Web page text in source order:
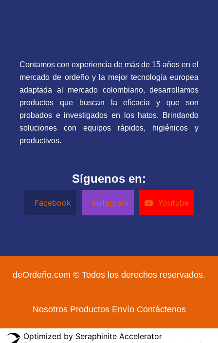
Contamos con experiencia de más de 15 años en el
mercado de ordeño y la mejor tecnología europea
adaptada al mercado colombiano, desarrollamos
productos que buscan la eficacia y que son
probados e investigados en los hatos. Brindando
soluciones con equipos rápidos, higiénicos y
productivos.
Síguenos en:
Facebook Instagram Youtube
deOrdeño.com © Todos los derechos reservados.
Nosotros Productos Envío Contáctenos
Optimized by Seraphinite Accelerator